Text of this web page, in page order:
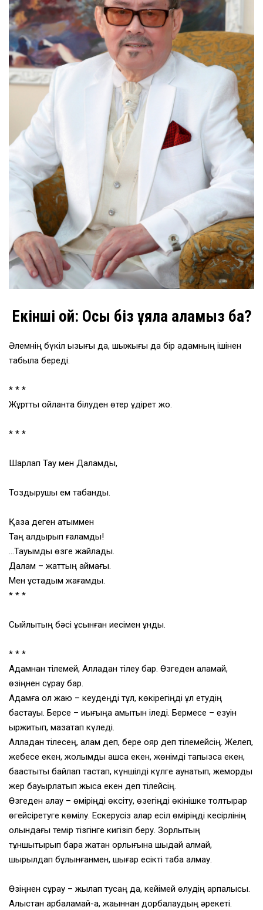
Екінші ой: Осы біз ұяла аламыз ба?
Әлемнің бүкіл қызығы да, шыжығы да бір адамның ішінен
табыла береді.
* * *
Жұртты ойланта білуден өтер құдірет жоқ.
* * *
Шарлап Тау мен Даламды,
Тоздырушы ем табанды.
Қазақ деген атыммен
Таң қалдырып ғаламды!
…Тауымды өзге жайлады.
Далам – жаттың аймағы.
Мен ұстадым жағамды.
* * *
Сыйлықтың бәсі ұсынған иесімен құнды.
* * *
Адамнан тілемей, Алладан тілеу бар. Өзгеден қаламай,
өзіңнен сұрау бар.
Адамға қол жаю – кеудеңді тұл, көкірегіңді құл етудің
бастауы. Берсе – иығыңа қамытын іледі. Бермесе – езуін
ыржитып, мазақтап күледі.
Алладан тілесең, алам деп, бере қояр деп тілемейсің. Желеп,
жебесе екен, жолымды ашса екен, жөнімді тапқызса екен,
бақастықты байлап тастап, күншілді күлге аунатып, жемқорды
жер бауырлатып жықса екен деп тілейсің.
Өзгеден қалау – өміріңді өксіту, өзегіңді өкінішке толтырар
өгейсіретуге көмілу. Ескерусіз қалар есіл өміріңді кесірлінің
қолындағы темір тізгінге кигізіп беру. Зорлықтың
тұншықтырып бара жатқан қорлығына шыдай алмай,
шырылдап бұлқынғанмен, шығар есікті таба алмау.
Өзіңнен сұрау – жылап тусаң да, кейімей өлудің арпалысы.
Алыстан арбаламай-ақ, жақыннан дорбалаудың әрекеті.